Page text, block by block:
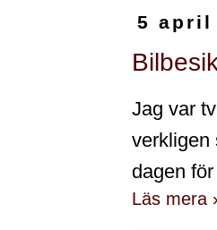
5 april
Jag var
verkligen
dagen
Läs mera